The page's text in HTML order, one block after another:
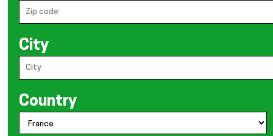
City
Country